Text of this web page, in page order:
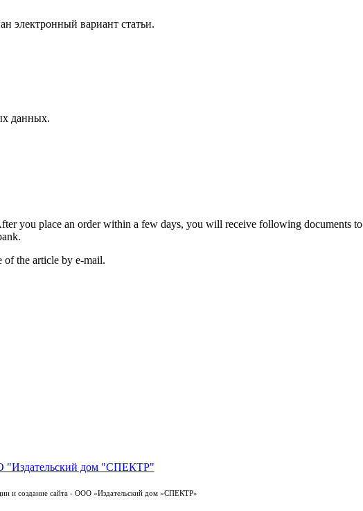
электронный вариант статьи.
данных.
you place an order within a few days, you will receive following documents to
of the article by e-mail.
дом "СПЕКТР"
и создание сайта - ООО «Издательский дом «СПЕКТР»